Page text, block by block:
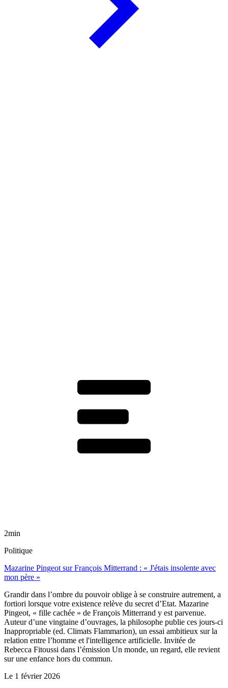
2min
Politique
Mazarine Pingeot sur François Mitterrand : « J'étais insolente avec
mon père »
Grandir dans l’ombre du pouvoir oblige à se construire autrement, a
fortiori lorsque votre existence relève du secret d’Etat. Mazarine
Pingeot, « fille cachée » de François Mitterrand y est parvenue.
Auteur d’une vingtaine d’ouvrages, la philosophe publie ces jours-ci
Inappropriable (ed. Climats Flammarion), un essai ambitieux sur la
relation entre l’homme et l'intelligence artificielle. Invitée de
Rebecca Fitoussi dans l’émission Un monde, un regard, elle revient
sur une enfance hors du commun.
Le 1 février 2026